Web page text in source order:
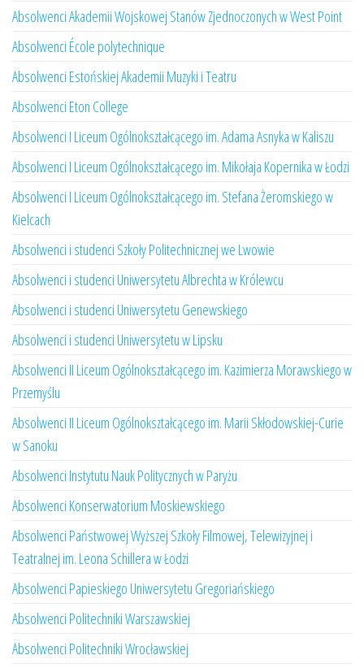
Absolwenci Akademii Wojskowej Stanów Zjednoczonych w West Point
Absolwenci École polytechnique
Absolwenci Estońskiej Akademii Muzyki i Teatru
Absolwenci Eton College
Absolwenci I Liceum Ogólnokształcącego im. Adama Asnyka w Kaliszu
Absolwenci I Liceum Ogólnokształcącego im. Mikołaja Kopernika w Łodzi
Absolwenci I Liceum Ogólnokształcącego im. Stefana Żeromskiego w
Kielcach
Absolwenci i studenci Szkoły Politechnicznej we Lwowie
Absolwenci i studenci Uniwersytetu Albrechta w Królewcu
Absolwenci i studenci Uniwersytetu Genewskiego
Absolwenci i studenci Uniwersytetu w Lipsku
Absolwenci II Liceum Ogólnokształcącego im. Kazimierza Morawskiego w
Przemyślu
Absolwenci II Liceum Ogólnokształcącego im. Marii Skłodowskiej-Curie
w Sanoku
Absolwenci Instytutu Nauk Politycznych w Paryżu
Absolwenci Konserwatorium Moskiewskiego
Absolwenci Państwowej Wyższej Szkoły Filmowej, Telewizyjnej i
Teatralnej im. Leona Schillera w Łodzi
Absolwenci Papieskiego Uniwersytetu Gregoriańskiego
Absolwenci Politechniki Warszawskiej
Absolwenci Politechniki Wrocławskiej